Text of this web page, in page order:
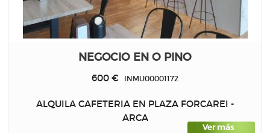
NEGOCIO EN O PINO
600 € INMU00001172
ALQUILA CAFETERIA EN PLAZA FORCAREI -
ARCA
Ver más